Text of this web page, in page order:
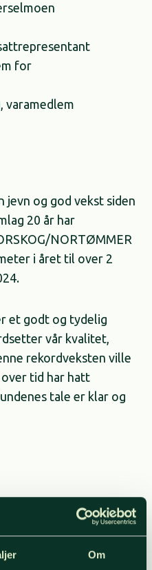
Om
for
varamedlem
jevn og god vekst siden
20 år har
NORTØMMER
i året til over 2
et godt og tydelig
vår kvalitet,
rekordveksten ville
tid har hatt
tale er klar og
i Elverum,